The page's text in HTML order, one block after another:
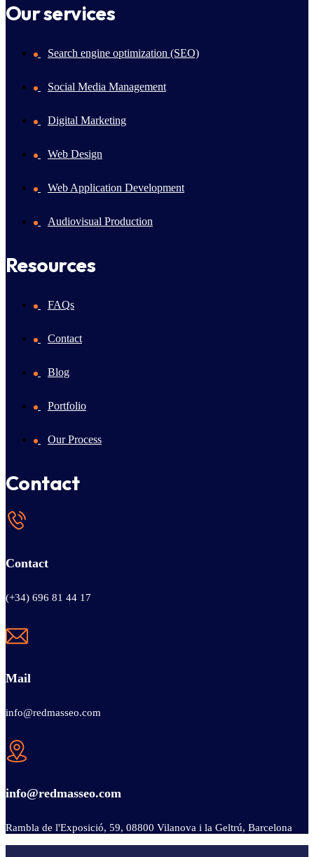
Our services
Search engine optimization (SEO)
Social Media Management
Digital Marketing
Web Design
Web Application Development
Audiovisual Production
Resources
FAQs
Contact
Blog
Portfolio
Our Process
Contact
Contact
(+34) 696 81 44 17
Mail
info@redmasseo.com
info@redmasseo.com
Rambla de l'Exposició, 59, 08800 Vilanova i la Geltrú, Barcelona